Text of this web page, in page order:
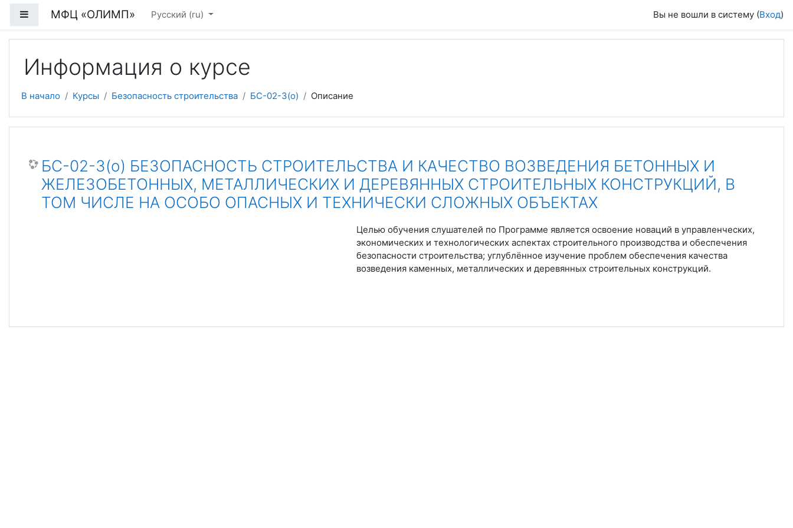
Боковая панель
МФЦ «ОЛИМП» Русский ‎(ru)‎ Вы не вошли в систему (Вход)
Информация о курсе
В начало Курсы Безопасность строительства БС-02-3(о) Описание
БС-02-3(о) БЕЗОПАСНОСТЬ СТРОИТЕЛЬСТВА И КАЧЕСТВО ВОЗВЕДЕНИЯ БЕТОННЫХ И
ЖЕЛЕЗОБЕТОННЫХ, МЕТАЛЛИЧЕСКИХ И ДЕРЕВЯННЫХ СТРОИТЕЛЬНЫХ КОНСТРУКЦИЙ, В
ТОМ ЧИСЛЕ НА ОСОБО ОПАСНЫХ И ТЕХНИЧЕСКИ СЛОЖНЫХ ОБЪЕКТАХ
Целью обучения слушателей по Программе является освоение новаций в управленческих,
экономических и технологических аспектах строительного производства и обеспечения
безопасности строительства; углублённое изучение проблем обеспечения качества
возведения каменных, металлических и деревянных строительных конструкций.